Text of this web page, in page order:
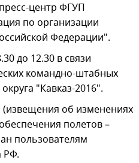
центр ФГУП
по организации
Федерации".
до 12.30 в связи
командно-штабных
"Кавказ-2016".
об изменениях
полетов –
пользователям
РФ.